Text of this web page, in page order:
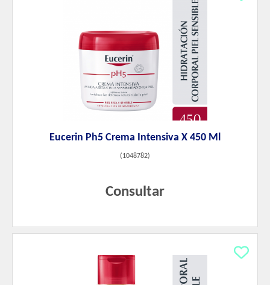
Eucerin Ph5 Crema Intensiva X 450 Ml
(1048782)
Consultar